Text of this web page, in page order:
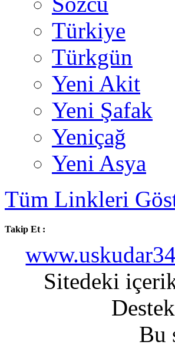
Türkiye
Türkgün
Yeni Akit
Yeni Şafak
Yeniçağ
Yeni Asya
Tüm Linkleri
Takip Et :
Sitedeki
Bu